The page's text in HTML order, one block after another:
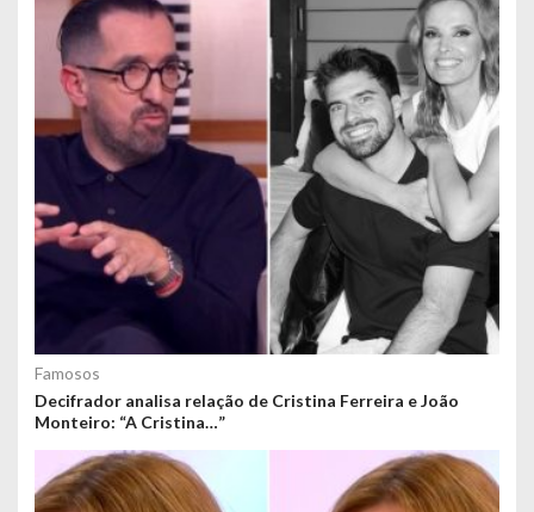
Famosos
Decifrador analisa relação de Cristina Ferreira e João
Monteiro: “A Cristina…”